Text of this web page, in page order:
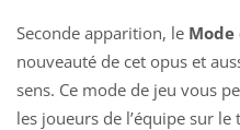
Seconde apparition, le
nouveauté de cet opus et
sens. Ce mode de jeu vous
les joueurs de l’équipe sur